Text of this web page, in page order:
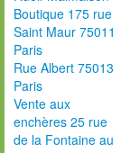
Boutique 175 rue
Saint Maur 75011
Paris
Rue Albert 75013
Paris
Vente aux
enchères 25 rue
de la Fontaine au